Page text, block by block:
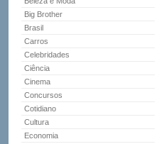
Big Brother
Brasil
Carros
Celebridades
Ciência
Cinema
Concursos
Cotidiano
Cultura
Economia